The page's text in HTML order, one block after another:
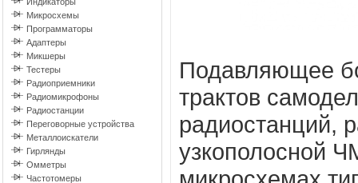
Микросхемы
Программаторы
Адаптеры
Микшеры
Тестеры
Радиоприемники
Радиомикрофоны
Радиостанции
Переговорные устройства
Металлоискатели
Гирлянды
Омметры
Частотомеры
Подавляющее
трактов
радиостанций,
узкополосной